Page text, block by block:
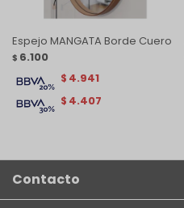
Espejo MANGATA Borde Cuero
$ 6.100
$ 4.407
$ 4.941
Contacto